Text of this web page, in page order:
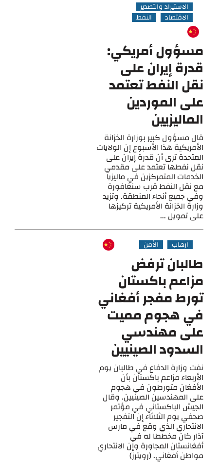
الاستيراد والتصدير
الاقتصاد
النفط
مسؤول أمريكي:
قدرة إيران على
نقل النفط تعتمد
على الموردين
الماليزيين
قال مسؤول كبير بوزارة الخزانة
الأمريكية هذا الأسبوع إن الولايات
المتحدة ترى أن قدرة إيران على
نقل نفطها تعتمد على مقدمي
الخدمات المتمركزين في ماليزيا
مع نقل النفط قرب سنغافورة
وفي جميع أنحاء المنطقة. وتزيد
وزارة الخزانة الأمريكية تركيزها
على تمويل ...
ارهاب الأمن
طالبان ترفض
مزاعم باكستان
تورط مفجر أفغاني
في هجوم مميت
على مهندسي
السدود الصينيين
نفت وزارة الدفاع في طالبان يوم
الأربعاء مزاعم باكستان بأن
الأفغان متورطون في هجوم
على المهندسين الصينيين. وقال
الجيش الباكستاني في مؤتمر
صحفي يوم الثلاثاء إن التفجير
الانتحاري الذي وقع في مارس
آذار كان مخططا له في
أفغانستان المجاورة وإن الانتحاري
مواطن أفغاني. (رويترز)